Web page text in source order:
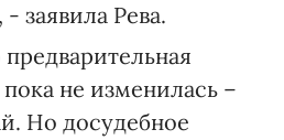
заявила Рева.
не изменилась –
Но досудебное